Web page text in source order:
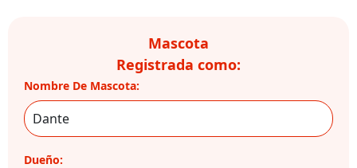
Mascota
Registrada como:
Nombre De Mascota:
Dueño: